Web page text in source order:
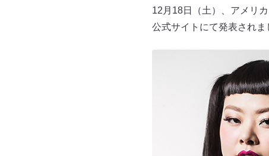
12月18日（土）、アメリ
公式サイトにて発表されま